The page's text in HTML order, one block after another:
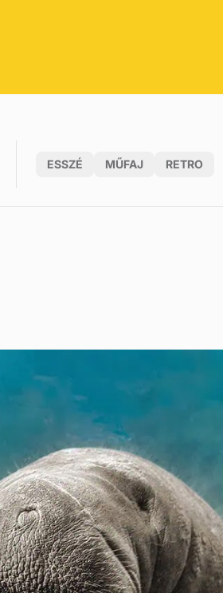
ESSZÉ MŰFAJ RETRO